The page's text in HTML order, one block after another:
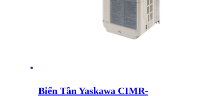
Biến Tần Yaskawa CIMR-